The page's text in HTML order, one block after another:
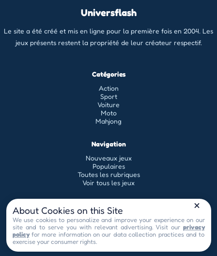
Universflash
Le site a été créé et mis en ligne pour la première fois en 2004. Les
jeux présents restent la propriété de leur créateur respectif.
Catégories
Action
Sport
Voiture
Moto
Mahjong
Navigation
Nouveaux jeux
Populaires
Toutes les rubriques
Voir tous les jeux
Légal
Conditions générales d'utilisation
Politique de confidentialité
contact[at]universflash.com
© 2026 by Universflash - Tous droits réservés
About Cookies on this Site
We use cookies to personalize and improve your experience on our
site and to serve you with relevant advertising. Visit our privacy
policyfor more information on our data collection practices and to
exercise your consumer rights.